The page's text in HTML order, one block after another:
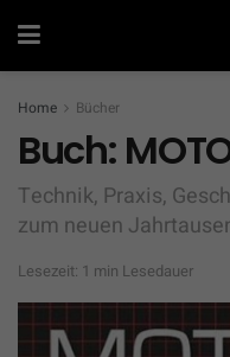
Home Bücher
Buch:
Technik, Praxis,
zum neuen
Lesezeit: 1 min Lesedauer